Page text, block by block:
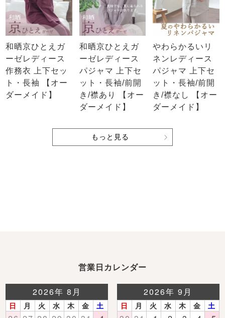
和晒京ひとえガ
ーゼレディース
作務衣 上下セッ
ト・長袖 【オー
ダーメイド】
和晒京ひとえガ
ーゼレディース
パジャマ 上下セ
ット・長袖/前開
き/襟あり 【オー
ダーメイド】
やわらかるいリ
ネンレディース
パジャマ 上下セ
ット・長袖/前開
き/襟なし 【オー
ダーメイド】
もっと見る
営業日カレンダー